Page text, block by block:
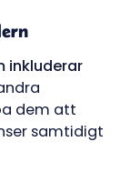
inkluderar
dem att
samtidigt